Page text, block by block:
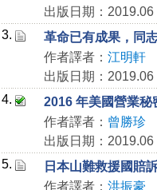
出版日期：2019.06
3.
革命已有成果，同
作者譯者： 江明軒
出版日期：2019.06
4.
2016 年美國營業秘
作者譯者： 曾勝珍
出版日期：2019.06
5.
日本山難救援國賠
作者譯者： 洪振豪